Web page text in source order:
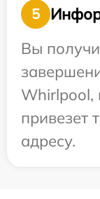
5
Вы
Whirlpool,
привезет
адресу.